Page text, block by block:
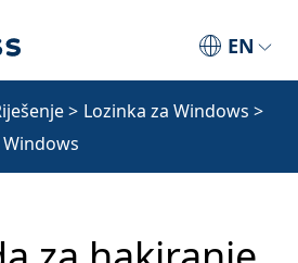
EN
> Lozinka za Windows >